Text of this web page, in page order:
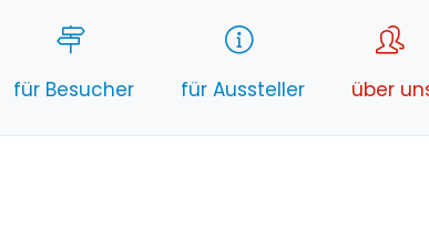
für Besucher für Aussteller über